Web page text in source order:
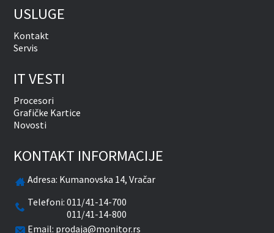
USLUGE
Kontakt
Servis
IT VESTI
Procesori
Grafičke Kartice
Novosti
KONTAKT INFORMACIJE
Adresa: Kumanovska 14, Vračar
Telefoni:011/41-14-700
011/41-14-800
Email: prodaja@monitor.rs